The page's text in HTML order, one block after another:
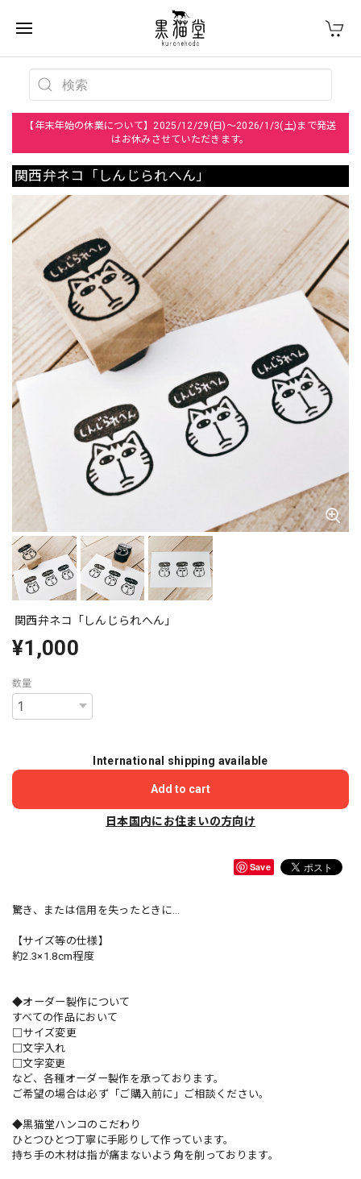
【年末年始の休業について】2025/12/29(日)～2026/1/3(土)まで発送
はお休みさせていただきます。
関西弁ネコ「しんじられへん」
関西弁ネコ「しんじられへん」
¥1,000
数量
International shipping available
Add to cart
日本国内にお住まいの方向け
Save
驚き、または信用を失ったときに…
【サイズ等の仕様】
約2.3×1.8cm程度
◆オーダー製作について
すべての作品において
□サイズ変更
□文字入れ
□文字変更
など、各種オーダー製作を承っております。
ご希望の場合は必ず「ご購入前に」ご相談ください。
◆黒猫堂ハンコのこだわり
ひとつひとつ丁寧に手彫りして作っています。
持ち手の木材は指が痛まないよう角を削っております。